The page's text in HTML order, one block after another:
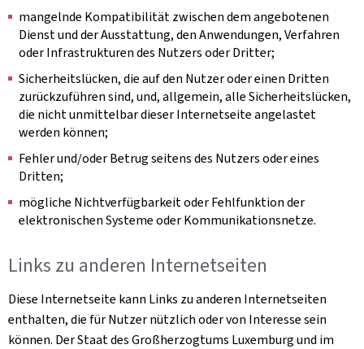
mangelnde Kompatibilität zwischen dem angebotenen
Dienst und der Ausstattung, den Anwendungen, Verfahren
oder Infrastrukturen des Nutzers oder Dritter;
Sicherheitslücken, die auf den Nutzer oder einen Dritten
zurückzuführen sind, und, allgemein, alle Sicherheitslücken,
die nicht unmittelbar dieser Internetseite angelastet
werden können;
Fehler und/oder Betrug seitens des Nutzers oder eines
Dritten;
mögliche Nichtverfügbarkeit oder Fehlfunktion der
elektronischen Systeme oder Kommunikationsnetze.
Links zu anderen Internetseiten
Diese Internetseite kann Links zu anderen Internetseiten
enthalten, die für Nutzer nützlich oder von Interesse sein
können. Der Staat des Großherzogtums Luxemburg und im